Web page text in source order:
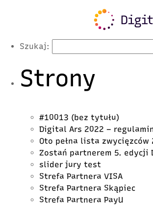
Latest
Szukaj:
Strony
#10013 (bez tytułu)
Digital Ars 2022 –
Oto pełna lista
Zostań partnerem 5.
slider jury test
Strefa Partnera VISA
Strefa Partnera Skąpiec
Strefa Partnera PayU